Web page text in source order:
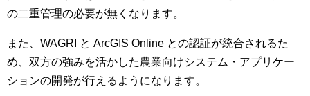
の二重管理の必要が無くなります。
また、WAGRI と ArcGIS Online との認証が統合されるた
め、双方の強みを活かした農業向けシステム・アプリケー
ションの開発が行えるようになります。